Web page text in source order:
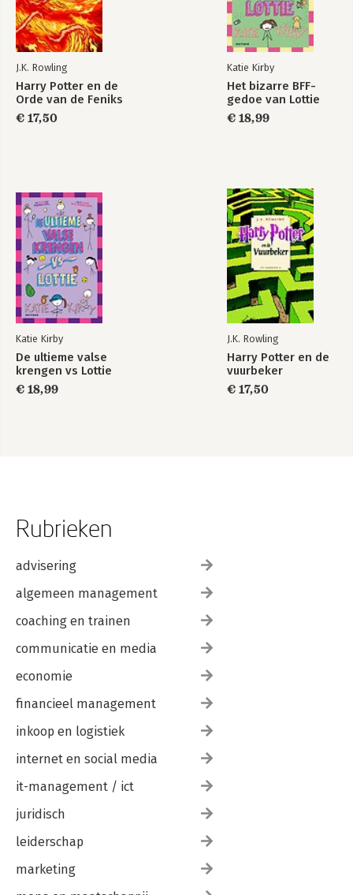
J.K. Rowling
Harry Potter en de
Orde van de Feniks
€ 17,50
Katie Kirby
Het bizarre BFF-
gedoe van Lottie
€ 18,99
Katie Kirby
De ultieme valse
krengen vs Lottie
€ 18,99
J.K. Rowling
Harry Potter en de
vuurbeker
€ 17,50
Rubrieken
advisering
algemeen management
coaching en trainen
communicatie en media
economie
financieel management
inkoop en logistiek
internet en social media
it-management / ict
juridisch
leiderschap
marketing